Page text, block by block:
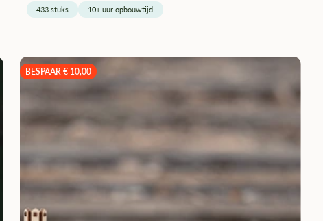
433 stuks 10+ uur opbouwtijd
BESPAAR € 10,00